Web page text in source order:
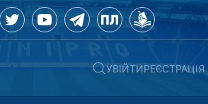
УВІЙТИРЕЄСТРАЦІЯ